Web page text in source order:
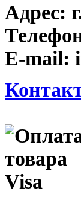
Адрес:
E-mail: